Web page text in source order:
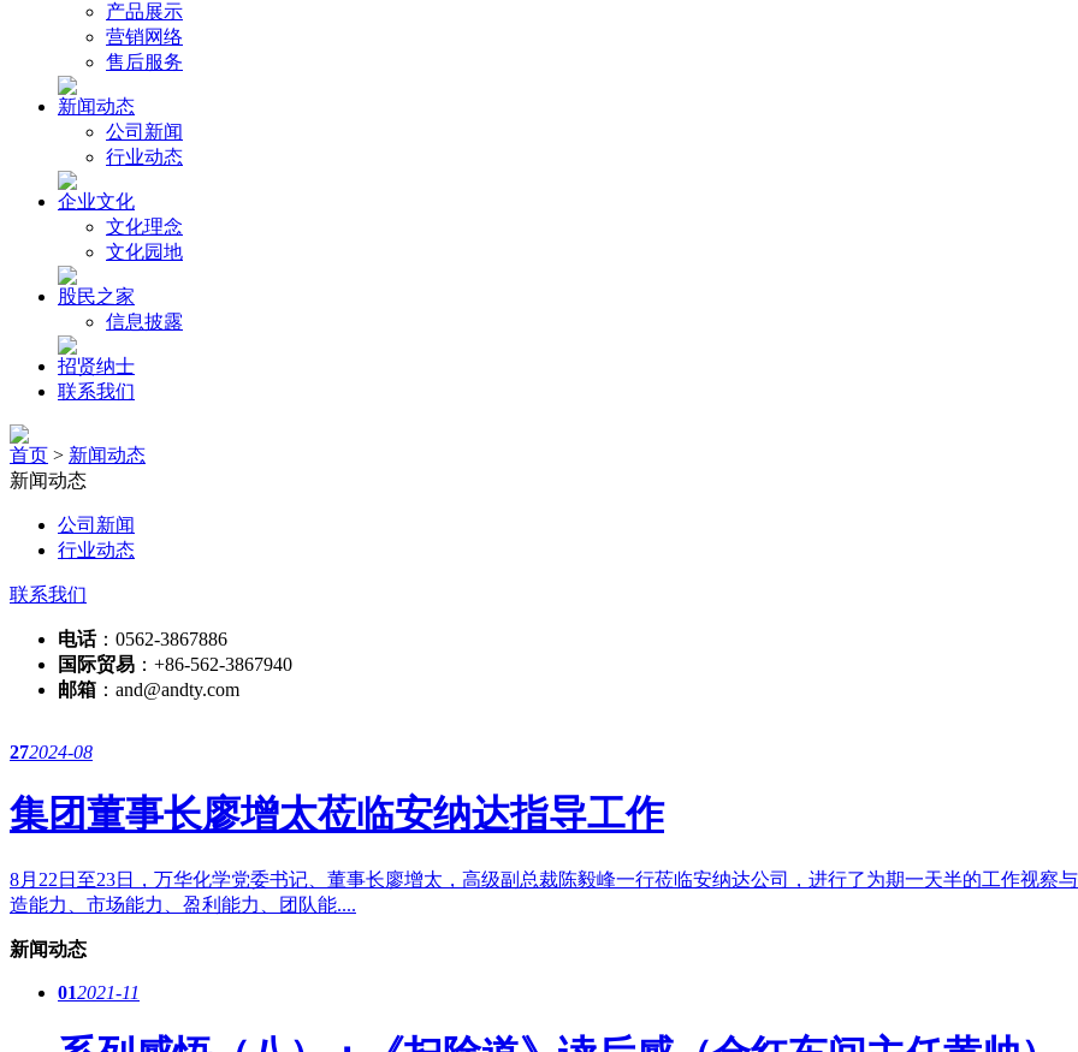
产品展示
营销网络
售后服务
新闻动态
公司新闻
行业动态
企业文化
文化理念
文化园地
股民之家
信息披露
招贤纳士
联系我们
首页 > 新闻动态
新闻动态
公司新闻
行业动态
联系我们
电话：0562-3867886
国际贸易 ：+86-562-3867940
邮箱 ：and@andty.com
272024-08
集团董事长廖增太莅临安纳达指导工作
8月22日至23日，万华化学党委书记、董事长廖增太，高级副总裁陈毅峰一行莅临安纳达公司，进行了为期一天半的工作视察
造能力、市场能力、盈利能力、团队能....
新闻动态
012021-11